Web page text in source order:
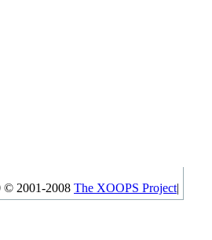
© 2001-2008 The XOOPS Project|